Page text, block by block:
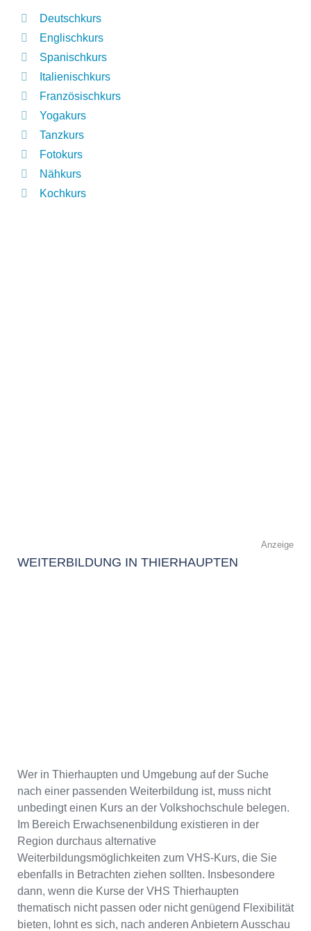
Deutschkurs
Englischkurs
Spanischkurs
Italienischkurs
Französischkurs
Yogakurs
Tanzkurs
Fotokurs
Nähkurs
Kochkurs
Anzeige
WEITERBILDUNG IN THIERHAUPTEN
Wer in Thierhaupten und Umgebung auf der Suche
nach einer passenden Weiterbildung ist, muss nicht
unbedingt einen Kurs an der Volkshochschule belegen.
Im Bereich Erwachsenenbildung existieren in der
Region durchaus alternative
Weiterbildungsmöglichkeiten zum VHS-Kurs, die Sie
ebenfalls in Betrachten ziehen sollten. Insbesondere
dann, wenn die Kurse der VHS Thierhaupten
thematisch nicht passen oder nicht genügend Flexibilität
bieten, lohnt es sich, nach anderen Anbietern Ausschau